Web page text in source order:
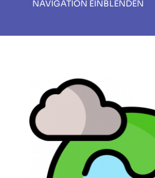
NAVIGATION EINBLENDEN